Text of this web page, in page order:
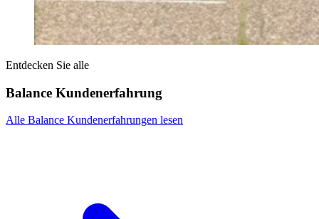
Entdecken Sie alle
Balance Kundenerfahrung
Alle Balance Kundenerfahrungen lesen